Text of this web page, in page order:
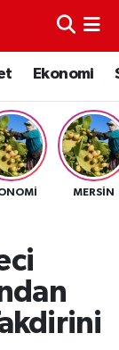
Ekonomi
MERSIN